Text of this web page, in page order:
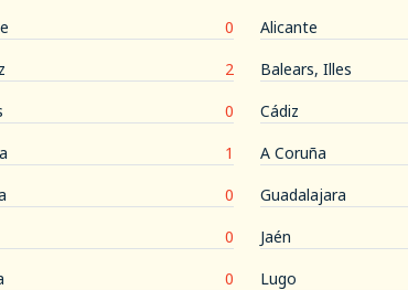
0 Alicante
2 Balears, Illes
0 Cádiz
1 A Coruña
0 Guadalajara
0
Jaén
0 Lugo